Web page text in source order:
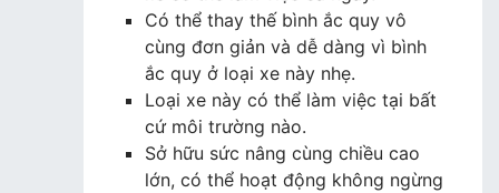
Có thể thay thế bình ắc quy vô
cùng đơn giản và dễ dàng vì bình
ắc quy ở loại xe này nhẹ.
Loại xe này có thể làm việc tại bất
cứ môi trường nào.
Sở hữu sức nâng cùng chiều cao
lớn, có thể hoạt động không ngừng